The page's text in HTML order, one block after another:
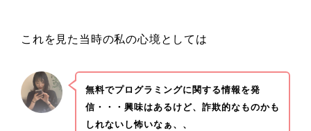
これを見た当時の私の心境としては
無料でプログラミングに関する情報を発
信・・・興味はあるけど、詐欺的なものかも
しれないし怖いなぁ、、